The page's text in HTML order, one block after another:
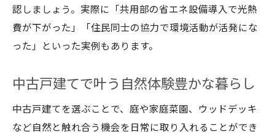
認しましょう。実際に「共用部の省エネ設備導入で光熱
費が下がった」「住民同士の協力で環境活動が活発にな
った」といった実例もあります。
中古戸建てで叶う自然体験豊かな暮らし
中古戸建てを選ぶことで、庭や家庭菜園、ウッドデッキ
など自然と触れ合う機会を日常に取り入れることができ